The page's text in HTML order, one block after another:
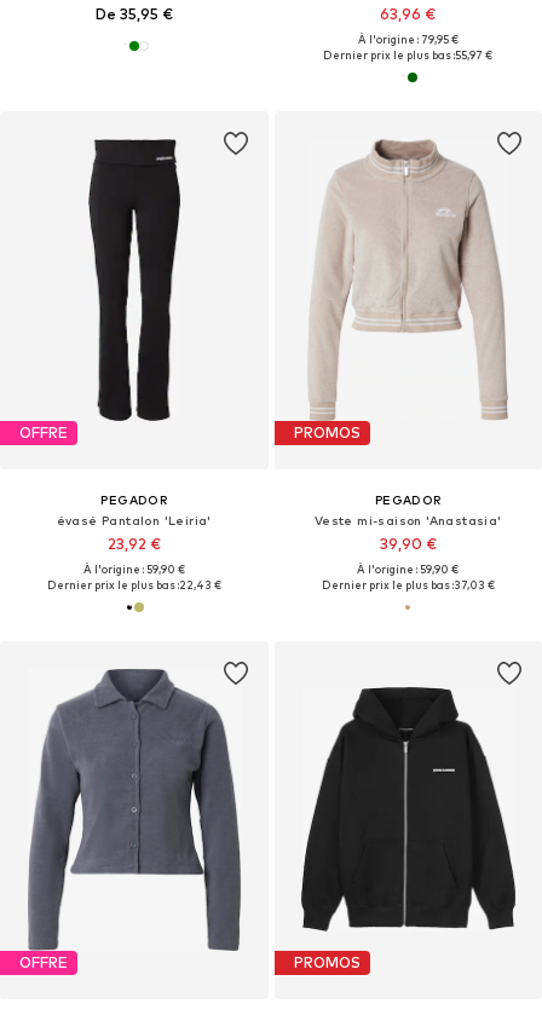
De 35,95 € 63,96 €
À l'origine : 79,95 €
Dernier prix le plus bas :55,97 €
OFFRE
PEGADOR
évasé Pantalon 'Leiria'
23,92 €
À l'origine : 59,90 €
Dernier prix le plus bas :22,43 €
PROMOS
PEGADOR
Veste mi-saison 'Anastasia'
39,90 €
À l'origine : 59,90 €
Dernier prix le plus bas :37,03 €
OFFRE PROMOS